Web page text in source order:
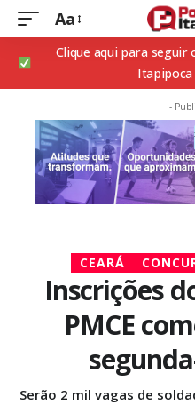
Aa
Clique aqui para
-
CEARÁ
Inscrições
PMCE
Serão 2 mil vagas de